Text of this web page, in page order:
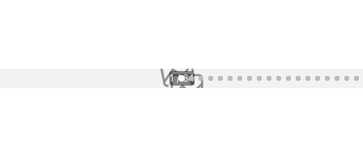
1 / 64